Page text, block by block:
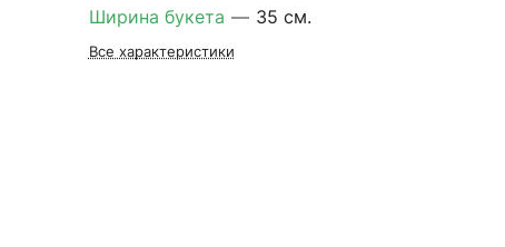
Ширина букета — 35 см.
Все характеристики